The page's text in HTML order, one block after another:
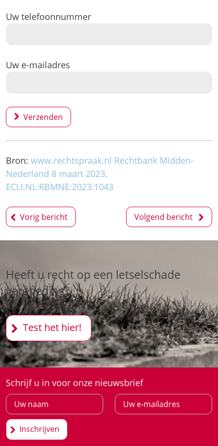
Uw telefoonnummer
Uw e-mailadres
Verzenden
Bron: www.rechtspraak.nl Rechtbank Midden-
Nederland 8 maart 2023,
ECLI:NL:RBMNE:2023:1043
Bericht
navigatie
Vorig bericht Volgend bericht
Heeft u recht op een letselschade
vergoeding?
Test het hier!
Schrijf u in voor onze nieuwsbrief
Inschrijven